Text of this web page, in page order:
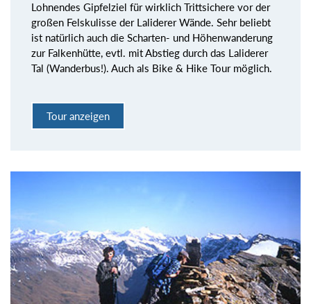
Lohnendes Gipfelziel für wirklich Trittsichere vor der
großen Felskulisse der Laliderer Wände. Sehr beliebt
ist natürlich auch die Scharten- und Höhenwanderung
zur Falkenhütte, evtl. mit Abstieg durch das Laliderer
Tal (Wanderbus!). Auch als Bike & Hike Tour möglich.
Tour anzeigen